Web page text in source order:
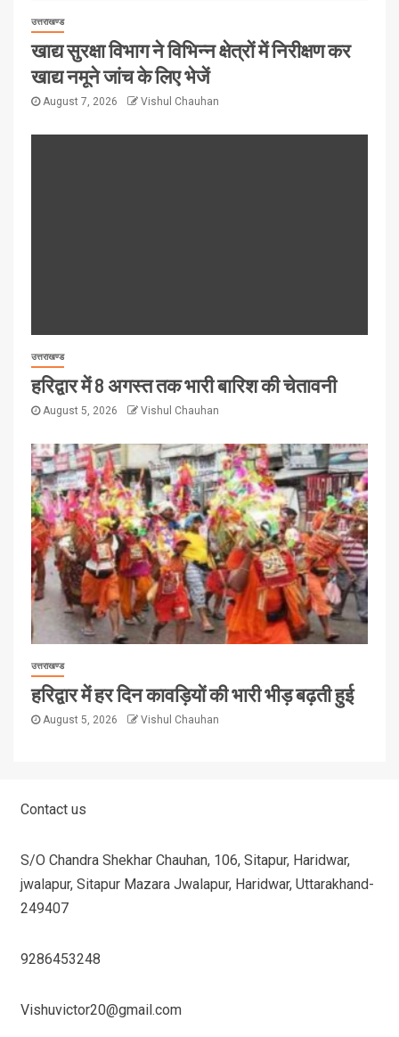
उत्तराखण्ड
खाद्य सुरक्षा विभाग ने विभिन्न क्षेत्रों में निरीक्षण कर
खाद्य नमूने जांच के लिए भेजें
August 7, 2026 Vishul Chauhan
उत्तराखण्ड
हरिद्वार में 8 अगस्त तक भारी बारिश की चेतावनी
August 5, 2026 Vishul Chauhan
उत्तराखण्ड
हरिद्वार में हर दिन कावड़ियों की भारी भीड़ बढ़ती हुई
August 5, 2026 Vishul Chauhan
Contact us
S/O Chandra Shekhar Chauhan, 106, Sitapur, Haridwar,
jwalapur, Sitapur Mazara Jwalapur, Haridwar, Uttarakhand-
249407
9286453248
Vishuvictor20@gmail.com